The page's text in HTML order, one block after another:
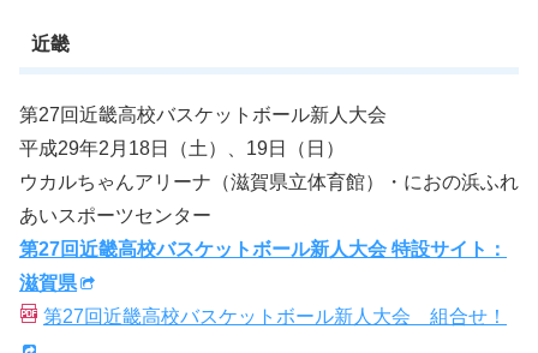
近畿
第27回近畿高校バスケットボール新人大会
平成29年2月18日（土）、19日（日）
ウカルちゃんアリーナ（滋賀県立体育館）・におの浜ふれ
あいスポーツセンター
第27回近畿高校バスケットボール新人大会 特設サイト：
滋賀県
第27回近畿高校バスケットボール新人大会 組合せ！